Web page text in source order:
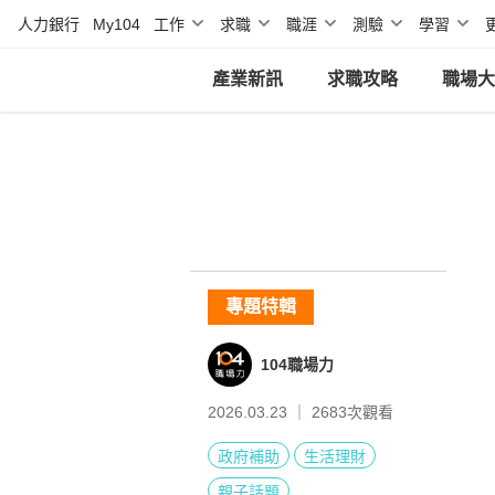
人力銀行 My104 工作 求職 職涯 測驗 學習
產業新訊 求職攻略 職場
專題特輯
104職場力
2026.03.23 ｜ 2683次觀看
政府補助
生活理財